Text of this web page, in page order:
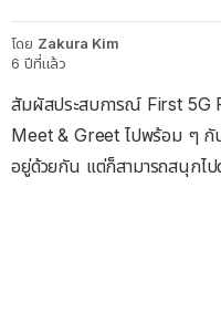
โดย Zakura Kim
6 ปีที่แล้ว
สัมผัสประสบการณ์ First 5G
Meet & Greet ไปพร้อม ๆ กั
อยู่ด้วยกัน แต่ก็สามารถสนุกไป